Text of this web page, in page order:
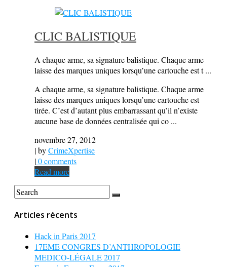
CLIC BALISTIQUE
A chaque arme, sa signature balistique. Chaque arme
laisse des marques uniques lorsqu’une cartouche est t ...
A chaque arme, sa signature balistique. Chaque arme
laisse des marques uniques lorsqu’une cartouche est
tirée. C’est d’autant plus embarrassant qu’il n’existe
aucune base de données centralisée qui co ...
novembre 27, 2012
| byCrimeXpertise
|0 comments
Read more
Articles récents
Hack in Paris 2017
17EME CONGRES D’ANTHROPOLOGIE
MEDICO-LÉGALE 2017